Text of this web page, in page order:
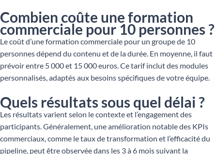
Combien coûte une formation
commerciale pour 10 personnes ?
Le coût d’une formation commerciale pour un groupe de 10
personnes dépend du contenu et de la durée. En moyenne, il faut
prévoir entre 5 000 et 15 000 euros. Ce tarif inclut des modules
personnalisés, adaptés aux besoins spécifiques de votre équipe.
Quels résultats sous quel délai ?
Les résultats varient selon le contexte et l’engagement des
participants. Généralement, une amélioration notable des KPIs
commerciaux, comme le taux de transformation et l’efficacité du
pipeline, peut être observée dans les 3 à 6 mois suivant la